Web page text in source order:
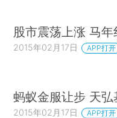
股市震荡上涨 马年
2015年02月17日 APP打开
蚂蚁金服让步 天
2015年02月17日 APP打开